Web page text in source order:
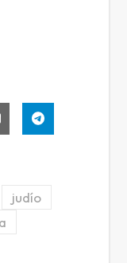
judío